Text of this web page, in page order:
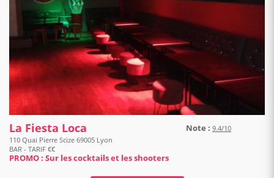
La Fiesta Loca Note : 9.4/10
110 Quai Pierre Scize 69005 Lyon
BAR - TARIF €€
PROMO : Sur les cocktails et les shooters